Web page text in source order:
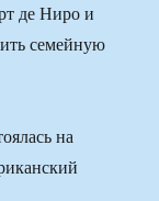
де Ниро и
семейную
на